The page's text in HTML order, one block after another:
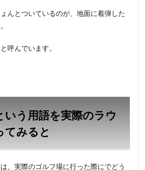
んとついているのが、地面に着弾した
と呼んでいます。
いう用語を実際のラウ
てみると
、実際のゴルフ場に行った際にでどう